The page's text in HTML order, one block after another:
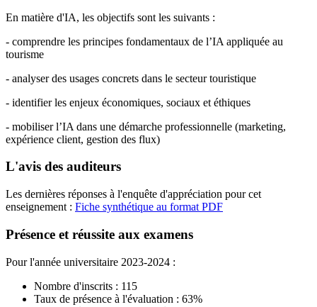
En matière d'IA, les objectifs sont les suivants :
- comprendre les principes fondamentaux de l’IA appliquée au
tourisme
- analyser des usages concrets dans le secteur touristique
- identifier les enjeux économiques, sociaux et éthiques
- mobiliser l’IA dans une démarche professionnelle (marketing,
expérience client, gestion des flux)
L'avis des auditeurs
Les dernières réponses à l'enquête d'appréciation pour cet
enseignement : Fiche synthétique au format PDF
Présence et réussite aux examens
Pour l'année universitaire 2023-2024 :
Nombre d'inscrits : 115
Taux de présence à l'évaluation : 63%